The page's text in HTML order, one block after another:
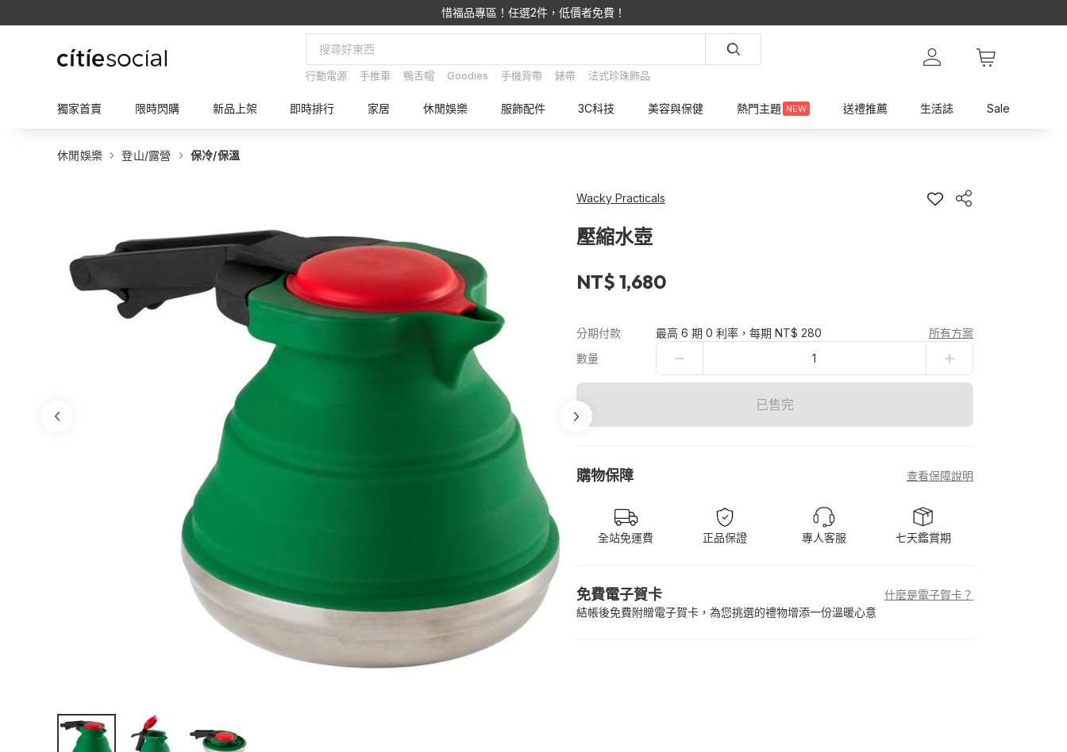
惜福品專區！任選2件，低價者免費！
行動電源 手推車 鴨舌帽 Goodies 手機背帶 錶帶 法式珍珠飾品
獨家首賣 限時閃購 新品上架 即時排行 家居 休閒娛樂 服飾配件 3C科技 美容與保健 熱門主題 NEW 送禮推薦 生活誌 Sale
休閒娛樂 登山/露營 保冷/保溫
Wacky Practicals
壓縮水壺
NT$ 1,680
分期付款 最高 6 期 0 利率，每期 NT$ 280
所有方案
數量
1
已售完
購物保障 查看保障說明
全站免運費 正品保證 專人客服 七天鑑賞期
免費電子賀卡
什麼是電子賀卡？
結帳後免費附贈電子賀卡，為您挑選的禮物增添一份溫暖心意